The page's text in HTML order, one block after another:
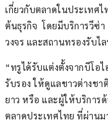
เกี่ยวกับตลาดในประเทศ
ต้นธุรกิจ  โดยมีบริการวีซ่
วงจร และสถานทรองรับไ
“ทรูได้รับแต่งตั้งจากบีโอ
รับรอง ให้ดูแลชาวต่างช
ยาว หรือ และผู้ให้บริการ
ตลาดประเทศไทย ที่ผ่าน